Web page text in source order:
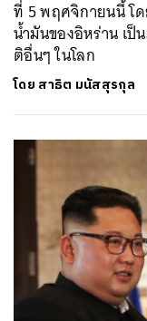
ที่ 5 พฤศจิกายนนี้ โ
น้ำมันของอิหร่าน เป็
ติอื่นๆ ในโลก
โดย สาธิต มนัสสุรกุล